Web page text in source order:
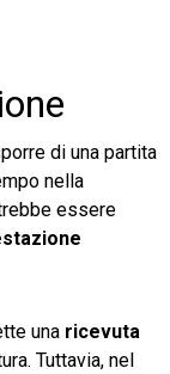
di una partita
nella
essere
una ricevuta
Tuttavia, nel